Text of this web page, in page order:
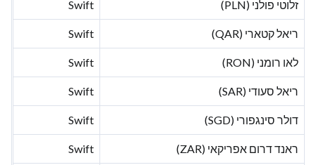
זלוטי פולני (PLN) Swift
ריאל קטארי (QAR) Swift
לאו רומני (RON) Swift
ריאל סעודי (SAR) Swift
דולר סינגפורי (SGD) Swift
ראנד דרום אפריקאי (ZAR) Swift